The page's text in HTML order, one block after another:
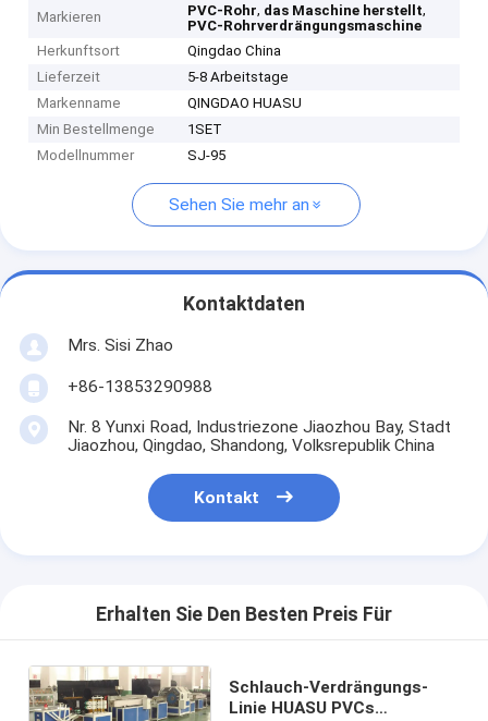
Markieren PVC-Rohr, das Maschine herstellt,
PVC-Rohrverdrängungsmaschine
Herkunftsort
Qingdao China
Lieferzeit
5-8 Arbeitstage
Markenname
QINGDAO HUASU
Min Bestellmenge
1SET
Modellnummer
SJ-95
Sehen Sie mehr an
Kontaktdaten
Mrs. Sisi Zhao
+86-13853290988
Nr. 8 Yunxi Road, Industriezone Jiaozhou Bay, Stadt
Jiaozhou, Qingdao, Shandong, Volksrepublik China
Kontakt
Erhalten Sie Den Besten Preis Für
Schlauch-Verdrängungs-
Linie HUASU PVCs